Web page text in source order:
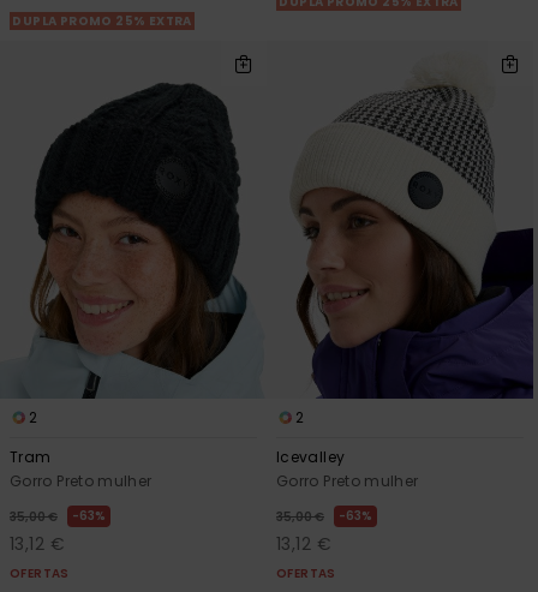
DUPLA PROMO 25% EXTRA
2
Tram
Gorro Preto mulher
35,00 € 63%
13,12 €
OFERTAS
2
Icevalley
Gorro Preto mulher
35,00 € 63%
13,12 €
OFERTAS